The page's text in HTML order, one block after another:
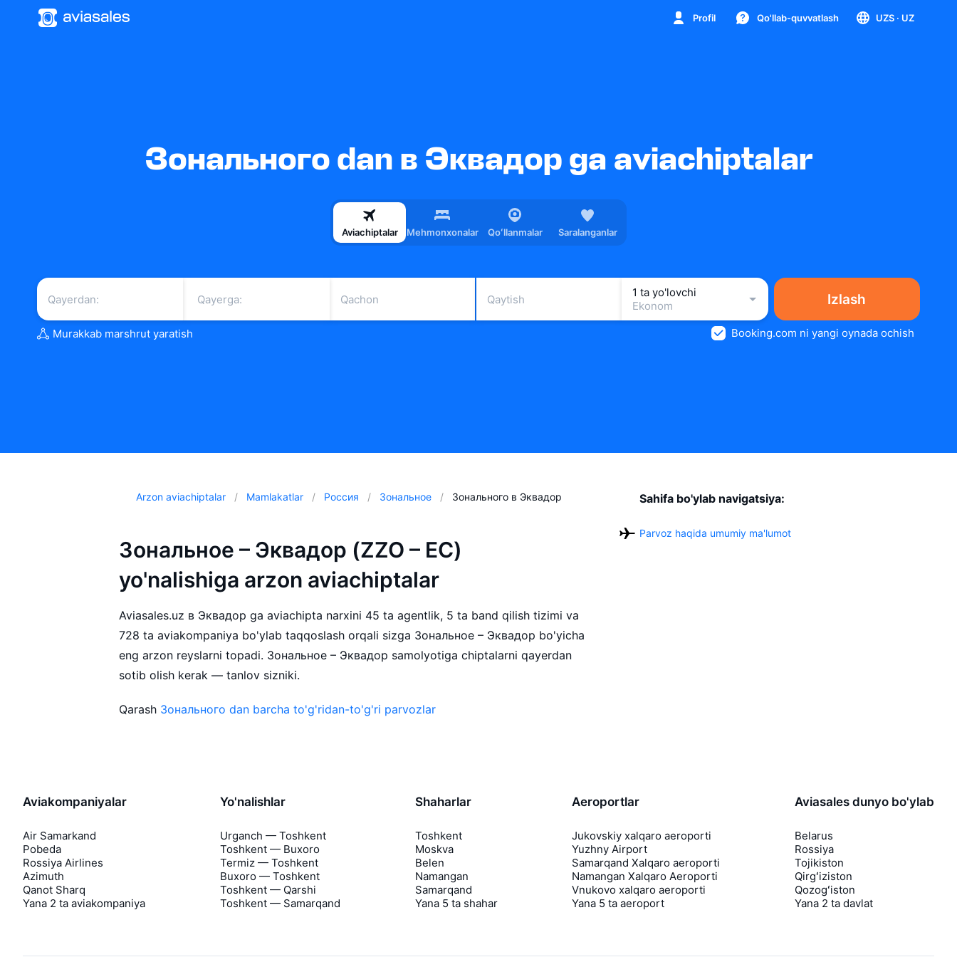
Profil Qo'llab-quvvatlash UZS · UZ
Зонального dan в Эквадор ga aviachiptalar
Aviachiptalar Mehmonxonalar Qoʻllanmalar Saralanganlar
Qachon Qaytish
1 ta yo'lovchi
Ekonom
Izlash
Murakkab marshrut yaratish Booking.com ni yangi oynada ochish
Arzon aviachiptalar Mamlakatlar Россия Зональное Зонального в Эквадор
Зональное – Эквадор (ZZO – EC)
yo'nalishiga arzon aviachiptalar
Aviasales.uz в Эквадор ga aviachipta narxini 45 ta agentlik, 5 ta band qilish tizimi va
728 ta aviakompaniya bo'ylab taqqoslash orqali sizga Зональное – Эквадор bo'yicha
eng arzon reyslarni topadi. Зональное – Эквадор samolyotiga chiptalarni qayerdan
sotib olish kerak — tanlov sizniki.
Qarash Зонального dan barcha to'g'ridan-to'g'ri parvozlar
Sahifa bo'ylab navigatsiya:
Parvoz haqida umumiy ma'lumot
Aviakompaniyalar
Air Samarkand
Pobeda
Rossiya Airlines
Azimuth
Qanot Sharq
Yana 2 ta aviakompaniya
Yo'nalishlar
Urganch — Toshkent
Toshkent — Buxoro
Termiz — Toshkent
Buxoro — Toshkent
Toshkent — Qarshi
Toshkent — Samarqand
Shaharlar
Toshkent
Moskva
Belen
Namangan
Samarqand
Yana 5 ta shahar
Aeroportlar
Jukovskiy xalqaro aeroporti
Yuzhny Airport
Samarqand Xalqaro aeroporti
Namangan Xalqaro Aeroporti
Vnukovo xalqaro aeroporti
Yana 5 ta aeroport
Aviasales dunyo bo'ylab
Belarus
Rossiya
Tojikiston
Qirgʻiziston
Qozogʻiston
Yana 2 ta davlat